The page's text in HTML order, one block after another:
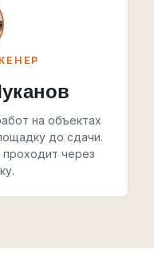
на объектах
до сдачи.
через